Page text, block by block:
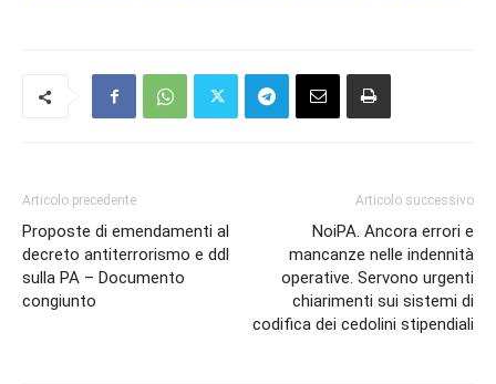
Articolo precedente
Proposte di emendamenti al
decreto antiterrorismo e ddl
sulla PA – Documento
congiunto
Articolo successivo
NoiPA. Ancora errori e
mancanze nelle indennità
operative. Servono urgenti
chiarimenti sui sistemi di
codifica dei cedolini stipendiali